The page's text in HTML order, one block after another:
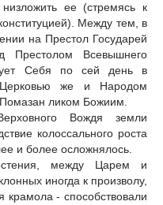
ее (стремясь к
Между тем, в
на Престол Государей
Престолом Всевышнего
Себя по сей день в
же и Народом
ликом Божиим.
Вождя земли
колоссального роста
и более осложнялось.
между Царем и
иногда к произволу,
крамола - способствовали